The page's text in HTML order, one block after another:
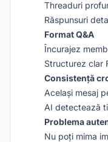
Threaduri
Răspunsuri
Format Q&A
Încurajez
Structurez clar
Consistență
Același mesaj
AI detectează
Problema
Nu poți mima